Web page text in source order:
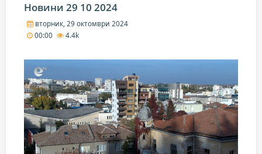
Новини 29 10 2024
вторник, 29 октомври 2024
00:00
4.4k